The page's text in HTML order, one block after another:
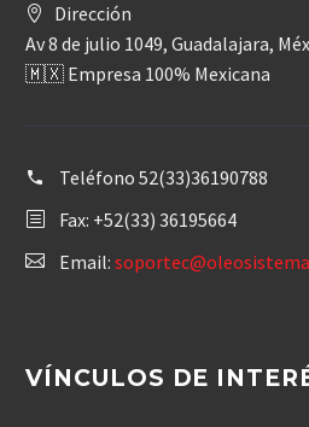
Dirección
Av 8 de julio 1049, Guadalajara,
🇲🇽 Empresa 100% Mexicana
Teléfono 52(33)36190788
Fax: +52(33) 36195664
Email:
VÍNCULOS DE